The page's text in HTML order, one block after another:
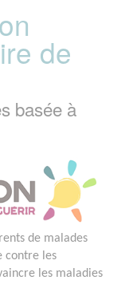
de
basée à
de malades
contre les
les maladies